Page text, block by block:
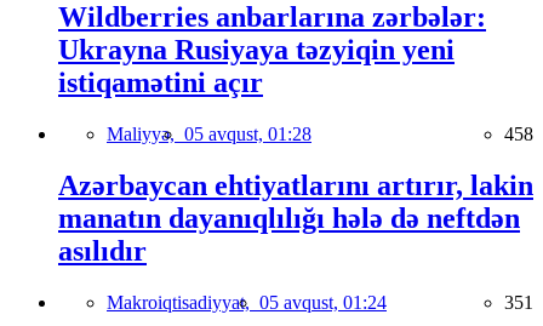
Wildberries anbarlarına zərbələr:
Ukrayna Rusiyaya təzyiqin yeni
istiqamətini açır
Maliyyə, 05 avqust, 01:28 458
Azərbaycan ehtiyatlarını artırır, lakin
manatın dayanıqlılığı hələ də neftdən
asılıdır
Makroiqtisadiyyat, 05 avqust, 01:24 351